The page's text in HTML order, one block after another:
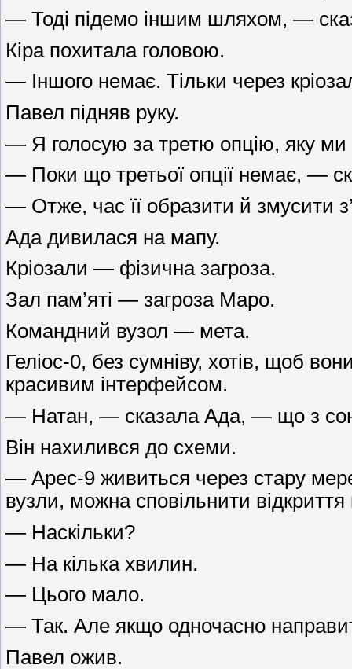
— Тоді підемо іншим шляхом, —
Кіра похитала головою.
— Іншого немає. Тільки через
Павел підняв руку.
— Я голосую за третю опцію, яку ми
— Поки що третьої опції немає, —
— Отже, час її образити й змусити
Ада дивилася на мапу.
Кріозали — фізична загроза.
Зал пам’яті — загроза Маро.
Командний вузол — мета.
Геліос-0, без сумніву, хотів, щоб
красивим інтерфейсом.
— Натан, — сказала Ада, — що з
Він нахилився до схеми.
— Арес-9 живиться через стару
вузли, можна сповільнити відкриття
— Наскільки?
— На кілька хвилин.
— Цього мало.
— Так. Але якщо одночасно
Павел ожив.